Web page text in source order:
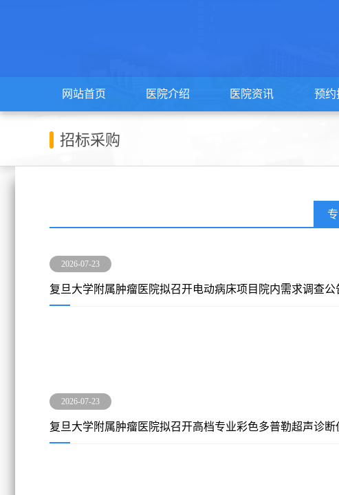
网站首页 医院介绍 医院资讯 预约
招标采购
2026-07-23
复旦大学附属肿瘤医院拟召开电动病床项目院内需求调查公
2026-07-23
复旦大学附属肿瘤医院拟召开高档专业彩色多普勒超声诊